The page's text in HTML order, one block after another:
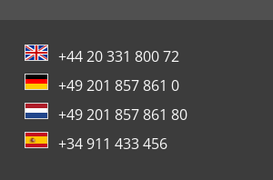
+44 20 331 800 72
+49 201 857 861 0
+49 201 857 861 80
+34 911 433 456